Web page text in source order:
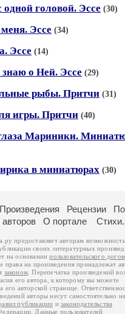
одной головой. Эссе (30)
Эссе (34)
Эссе (14)
знаю о Ней. Эссе (29)
рыбы. Притчи (31)
игры. Притчи (40)
Мариники.
в миниатюрах (30)
Произведения Рецензии
О портале
предоставляет авторам возможность
своих литературных
на основаниипользовательского
права на произведения принадлежат
законом . Перепечатка произведений
его автора, к которому вы можете
его авторской странице.
авторы несут самостоятельно на
публикации изаконодательства
. Данные пользователей